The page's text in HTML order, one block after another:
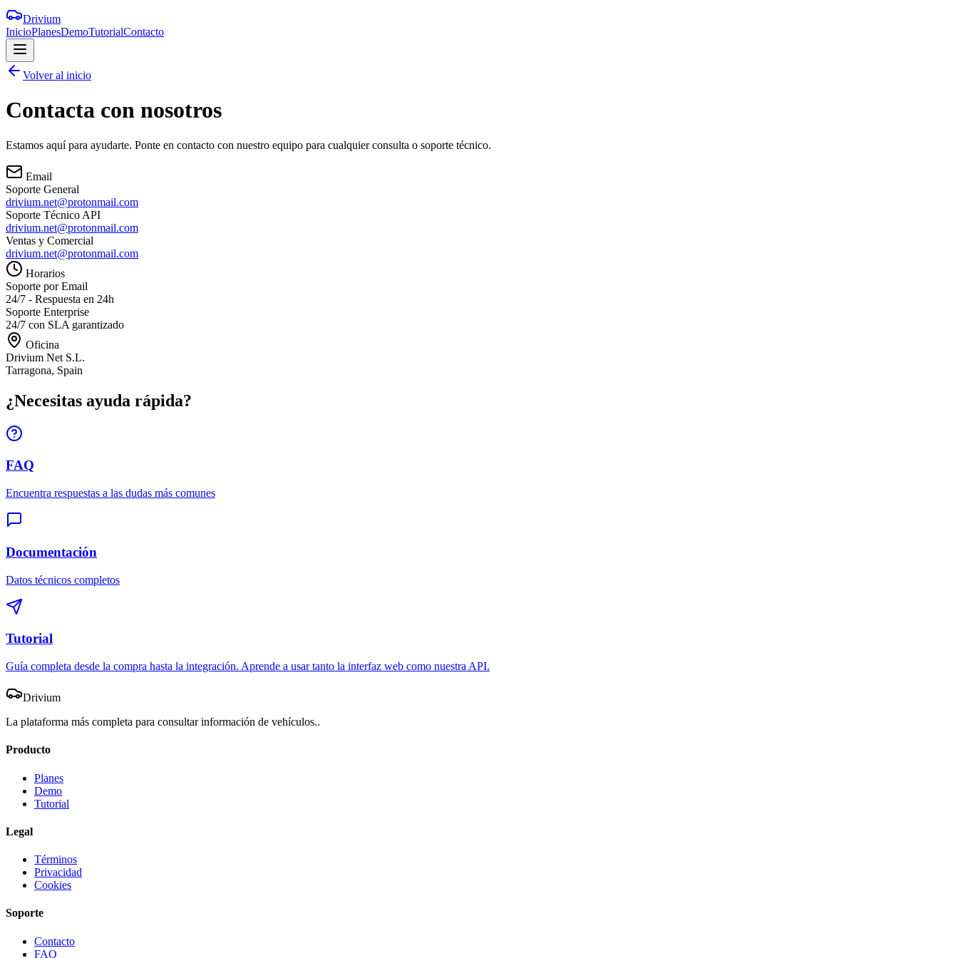
Drivium
InicioPlanesDemoTutorialContacto
Volver al inicio
Contacta con nosotros
Estamos aquí para ayudarte. Ponte en contacto con nuestro equipo para cualquier consulta o soporte técnico.
Email
Soporte General
drivium.net@protonmail.com
Soporte Técnico API
drivium.net@protonmail.com
Ventas y Comercial
drivium.net@protonmail.com
Horarios
Soporte por Email
24/7 - Respuesta en 24h
Soporte Enterprise
24/7 con SLA garantizado
Oficina
Drivium Net S.L.
Tarragona, Spain
¿Necesitas ayuda rápida?
FAQ
Encuentra respuestas a las dudas más comunes
Documentación
Datos técnicos completos
Tutorial
Guía completa desde la compra hasta la integración. Aprende a usar tanto la interfaz web como nuestra API.
Drivium
La plataforma más completa para consultar información de vehículos..
Producto
Planes
Demo
Tutorial
Legal
Términos
Privacidad
Cookies
Soporte
Contacto
FAQ